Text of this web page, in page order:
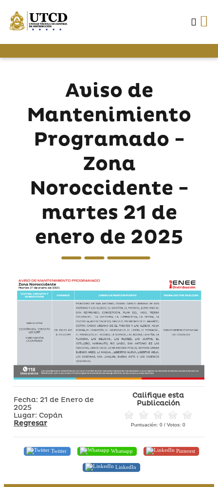
Aviso de
Mantenimiento
Programado -
Zona
Noroccidente -
martes 21 de
enero de 2025
Fecha: 21 de Enero de
2025
Lugar: Copán
Regresar
Califique esta
Publicación
Puntuación: 0 / Votos: 0
Twitter Whatsapp Pinterest
LinkedIn